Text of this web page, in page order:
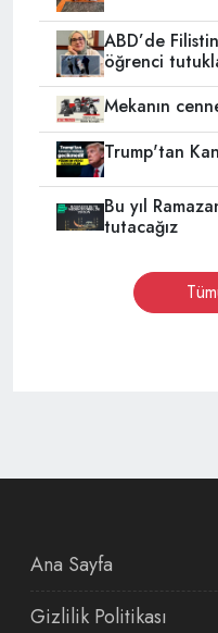
ABD’de
öğrenci
Mekanın
Trump'tan
Bu yıl
tutacağız
Ana Sayfa
Gizlilik Politikası